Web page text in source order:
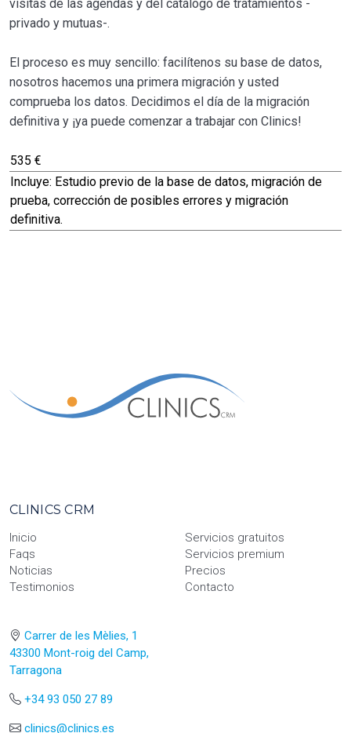
visitas de las agendas y del catálogo de tratamientos -
privado y mutuas-.
El proceso es muy sencillo: facilítenos su base de datos,
nosotros hacemos una primera migración y usted
comprueba los datos. Decidimos el día de la migración
definitiva y ¡ya puede comenzar a trabajar con Clinics!
535 €
Incluye: Estudio previo de la base de datos, migración de
prueba, corrección de posibles errores y migración
definitiva.
CLINICS CRM
Inicio
Faqs
Noticias
Testimonios
Servicios gratuitos
Servicios premium
Precios
Contacto
Carrer de les Mèlies, 1
43300 Mont-roig del Camp,
Tarragona
+34 93 050 27 89
clinics@clinics.es